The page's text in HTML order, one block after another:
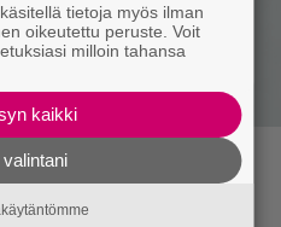
toimintaseikkailu –
liian pitkälle
tietoja myös ilman
oikeutettu peruste. Voit
milloin tahansa
kaikki